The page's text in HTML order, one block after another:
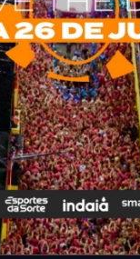
novidades do
coberturas